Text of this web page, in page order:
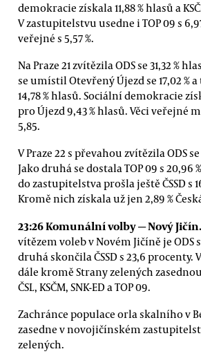
demokracie získala 11,88 % hlasů a
V zastupitelstvu usedne i TOP 09 s
veřejné s 5,57 %.
Na Praze 21 zvítězila ODS se 31,32 %
se umístil Otevřený Újezd se 17,02 % a
14,78 % hlasů. Sociální demokracie
pro Újezd 9,43 % hlasů. Věci veřejné
5,85.
V Praze 22 s převahou zvítězila ODS
Jako druhá se dostala TOP 09 s 20,96
do zastupitelstva prošla ještě ČSSD s
Kromě nich získala už jen 2,89 %
23:26 Komunální volby— Nový Jičín.
vítězem voleb v Novém Jičíně je ODS
druhá skončila ČSSD s 23,6 procenty.
dále kromě Strany zelených
ČSL, KSČM, SNK-ED a TOP 09.
Zachránce populace orla skalního v
zasedne v novojičínském
zelených.